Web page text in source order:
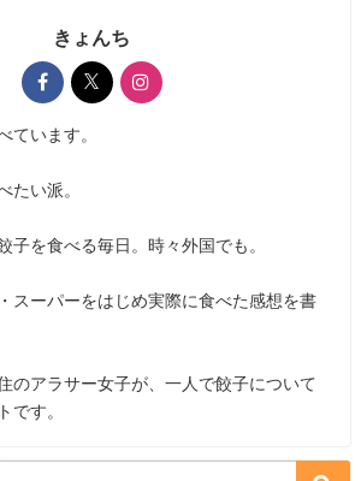
きょんち
ています。
たい派。
子を食べる毎日。時々外国でも。
スーパーをはじめ実際に食べた感想を書
のアラサー女子が、一人で餃子について
です。